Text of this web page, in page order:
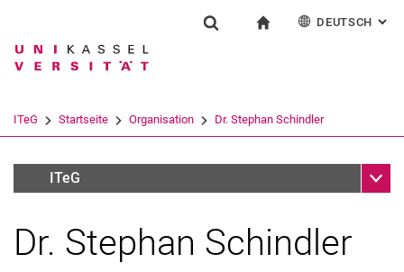
Springe direkt zu: Inhalt
Springe direkt zu: Suche
Springe direkt zu:
Suchbegriff
Suchen (öffnet externen Link in einem
DEUTSCH :
ITeG Startseite Organisation Dr. Stephan Schindler
Vertreterinnen / Vertreter der Wissenschaftlichen
ITeG
Aktuelles
Dr. Stephan Schindler